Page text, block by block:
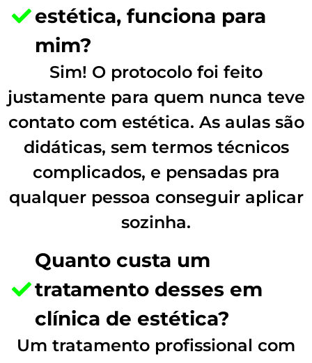
estética, funciona para
mim?
Sim! O protocolo foi feito
justamente para quem nunca teve
contato com estética. As aulas são
didáticas, sem termos técnicos
complicados, e pensadas pra
qualquer pessoa conseguir aplicar
sozinha.
Quanto custa um
tratamento desses em
clínica de estética?
Um tratamento profissional com